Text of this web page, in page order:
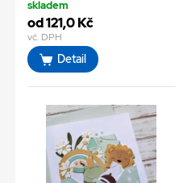
skladem
od 121,0 Kč
vč. DPH
Detail